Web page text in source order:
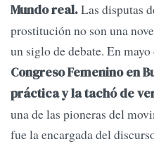
Mundo real.Las disputas
prostitución no son una
un siglo de debate. En
Congreso Femenino en
práctica y la tachó de
una de las pioneras del
fue la encargada del